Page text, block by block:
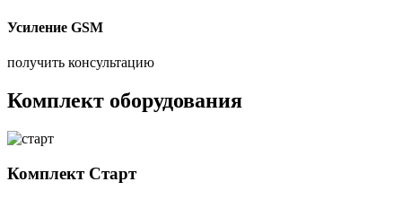
Усиление GSM
получить консультацию
Комплект оборудования
Комплект Старт